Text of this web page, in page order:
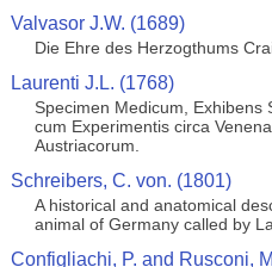
Valvasor J.W. (1689)
Die Ehre des Herzogthums
Laurenti J.L. (1768)
Specimen Medicum, Exhibens
cum Experimentis circa
Austriacorum.
Schreibers, C. von. (1801)
A historical and anatomical
animal of Germany called by
Configliachi, P. and Rusconi,